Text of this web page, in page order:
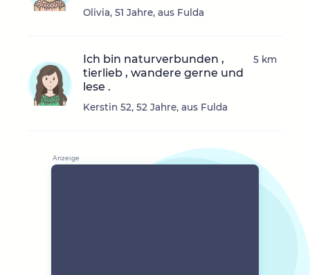
Olivia, 51 Jahre, aus Fulda
Ich bin naturverbunden ,
tierlieb , wandere gerne und
lese .
Kerstin 52, 52 Jahre, aus Fulda
5 km